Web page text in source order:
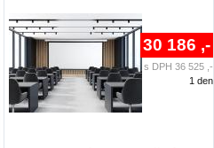
30 186 ,-
s DPH 36 525 ,-
1 den